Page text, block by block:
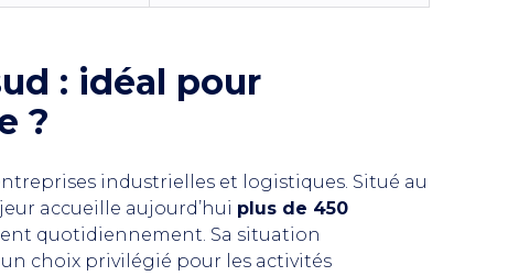
: idéal pour
?
industrielles et logistiques. Situé au
accueille aujourd’hui plus de 450
quotidiennement. Sa situation
choix privilégié pour les activités